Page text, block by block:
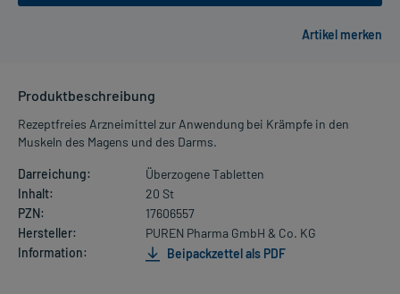
Produktbeschreibung
Rezeptfreies Arzneimittel zur Anwendung bei Krämpfe in den
Muskeln des Magens und des Darms.
Darreichung:
Überzogene Tabletten
Inhalt:
20 St
PZN:
17606557
Hersteller:
PUREN Pharma GmbH & Co. KG
Information:
Beipackzettel als PDF